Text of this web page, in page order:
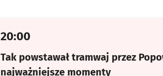
20:00
Tak powstawał tramwaj przez
najważniejsze momenty